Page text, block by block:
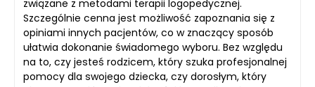
związane z metodami terapii logopedycznej.
Szczególnie cenna jest możliwość zapoznania się z
opiniami innych pacjentów, co w znaczący sposób
ułatwia dokonanie świadomego wyboru. Bez względu
na to, czy jesteś rodzicem, który szuka profesjonalnej
pomocy dla swojego dziecka, czy dorosłym, który